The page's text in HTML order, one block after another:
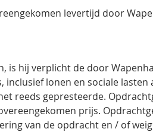
levertijd door
hij verplicht de door
lonen en sociale lasten
reeds gepresteerde.
prijs.
van de opdracht en / of